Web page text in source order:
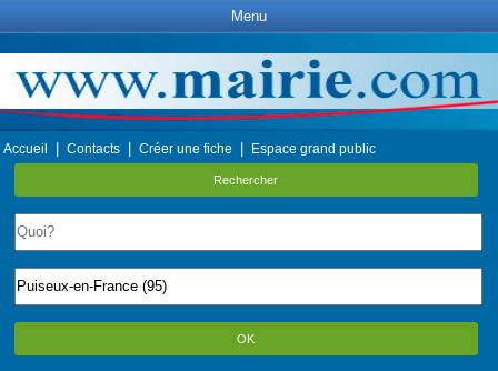
Menu
Accueil Contacts Créer une fiche Espace grand public
Rechercher
OK